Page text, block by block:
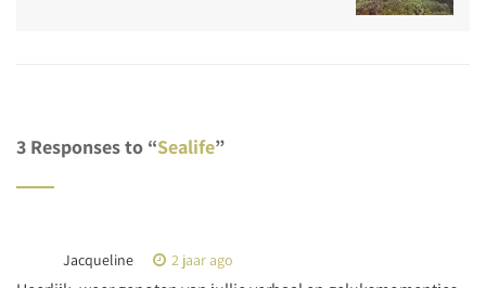
3 Responses to “Sealife”
Jacqueline 2 jaar ago